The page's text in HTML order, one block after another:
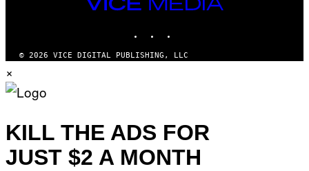
MEDIA
© 2026 VICE DIGITAL PUBLISHING, LLC
×
KILL THE ADS FOR
JUST $2 A MONTH